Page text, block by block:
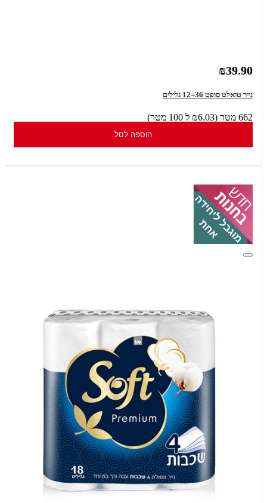
₪39.90
נייר טואלט סופט 36=12 גלילים
662 מטר (₪6.03 ל 100 מטר)
הוספה לסל